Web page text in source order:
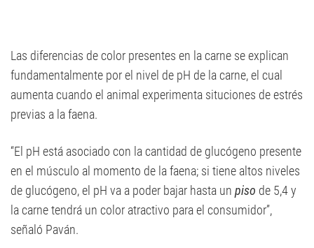
Las diferencias de color presentes en la carne se explican
fundamentalmente por el nivel de pH de la carne, el cual
aumenta cuando el animal experimenta situciones de estrés
previas a la faena.
“El pH está asociado con la cantidad de glucógeno presente
en el músculo al momento de la faena; si tiene altos niveles
de glucógeno, el pH va a poder bajar hasta un piso de 5,4 y
la carne tendrá un color atractivo para el consumidor”,
señaló Paván.